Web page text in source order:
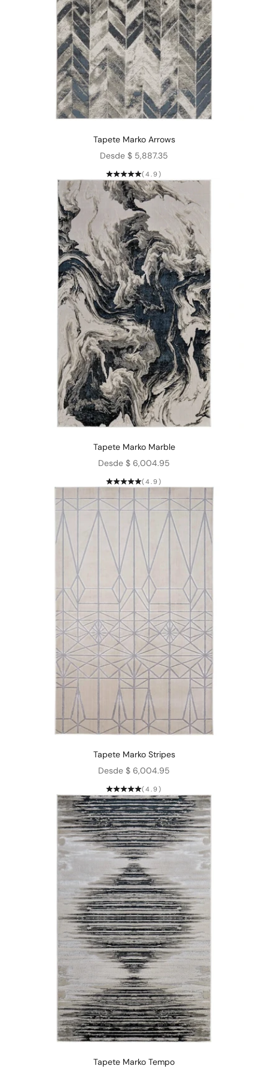
Tapete Marko Arrows
Precio de oferta
Desde $ 5,887.35
(4.9)
Tapete Marko Marble
Precio de oferta
Desde $ 6,004.95
(4.9)
Tapete Marko Stripes
Precio de oferta
Desde $ 6,004.95
(4.9)
Tapete Marko Tempo